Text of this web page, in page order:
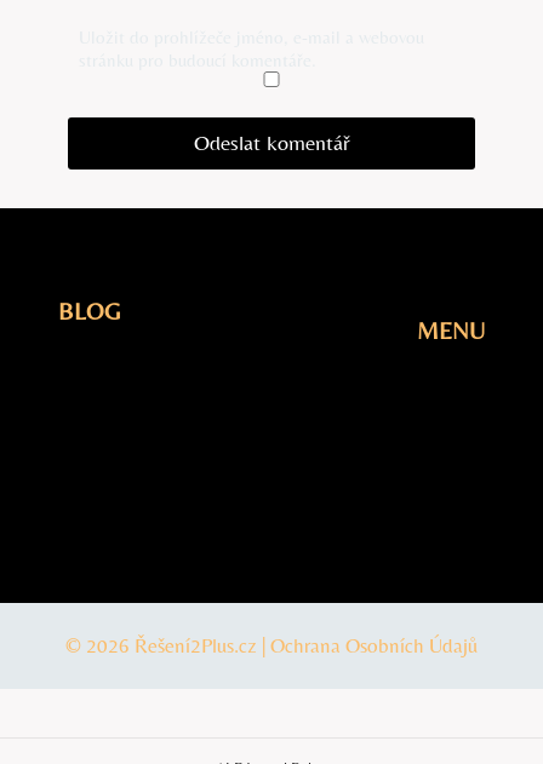
BLOG
MENU
© 2026 Řešení2Plus.cz | Ochrana Osobních Údajů